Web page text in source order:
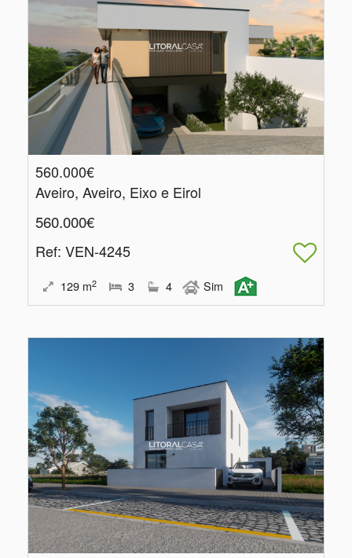
560.000€
Aveiro, Aveiro, Eixo e Eirol
560.000€
Ref: VEN-4245
129 m2 3 4 Sim